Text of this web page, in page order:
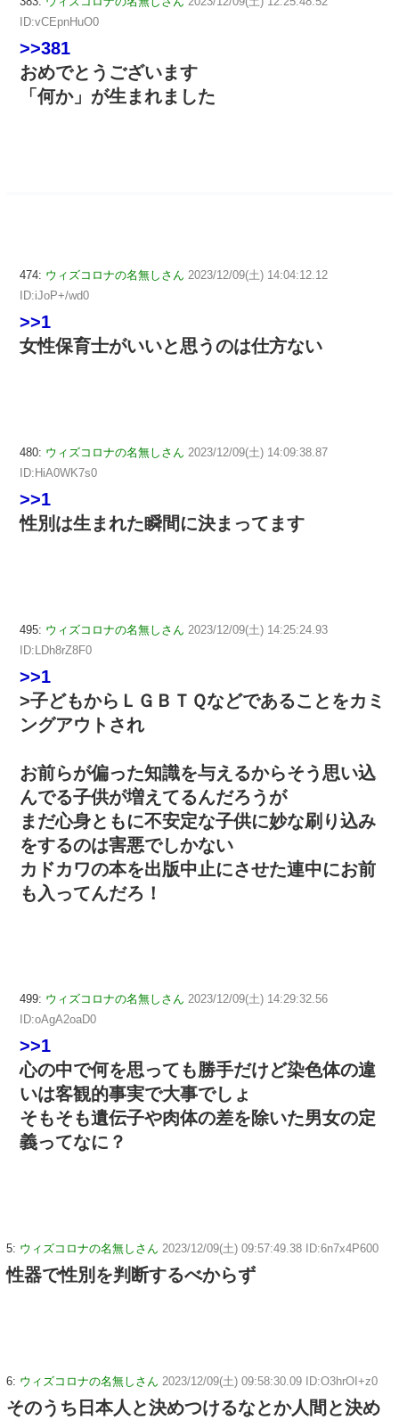
ID:vCEpnHuO0
>>381
おめでとうございます
「何か」が生まれました
474: ウィズコロナの名無しさん 2023/12/09(土) 14:04:12.12
ID:iJoP+/wd0
>>1
女性保育士がいいと思うのは仕方ない
480: ウィズコロナの名無しさん 2023/12/09(土) 14:09:38.87
ID:HiA0WK7s0
>>1
性別は生まれた瞬間に決まってます
495: ウィズコロナの名無しさん 2023/12/09(土) 14:25:24.93
ID:LDh8rZ8F0
>>1
>子どもからＬＧＢＴＱなどであることをカミ
ングアウトされ
お前らが偏った知識を与えるからそう思い込
んでる子供が増えてるんだろうが
まだ心身ともに不安定な子供に妙な刷り込み
をするのは害悪でしかない
カドカワの本を出版中止にさせた連中にお前
も入ってんだろ！
499: ウィズコロナの名無しさん 2023/12/09(土) 14:29:32.56
ID:oAgA2oaD0
>>1
心の中で何を思っても勝手だけど染色体の違
いは客観的事実で大事でしょ
そもそも遺伝子や肉体の差を除いた男女の定
義ってなに？
5: ウィズコロナの名無しさん 2023/12/09(土) 09:57:49.38 ID:6n7x4P600
性器で性別を判断するべからず
6: ウィズコロナの名無しさん 2023/12/09(土) 09:58:30.09 ID:O3hrOI+z0
そのうち日本人と決めつけるなとか人間と決め